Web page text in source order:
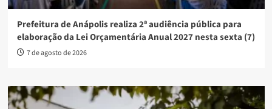
Prefeitura de Anápolis realiza 2ª audiência pública para
elaboração da Lei Orçamentária Anual 2027 nesta sexta (7)
7 de agosto de 2026